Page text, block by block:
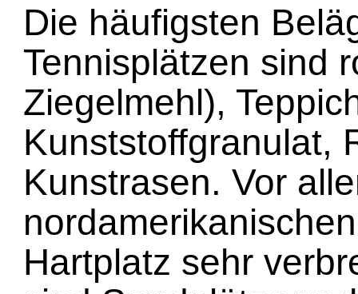
Die häufigsten
Tennisplätzen sind
Ziegelmehl),
Kunststoffgranulat,
Kunstrasen. Vor
Hartplatz sehr